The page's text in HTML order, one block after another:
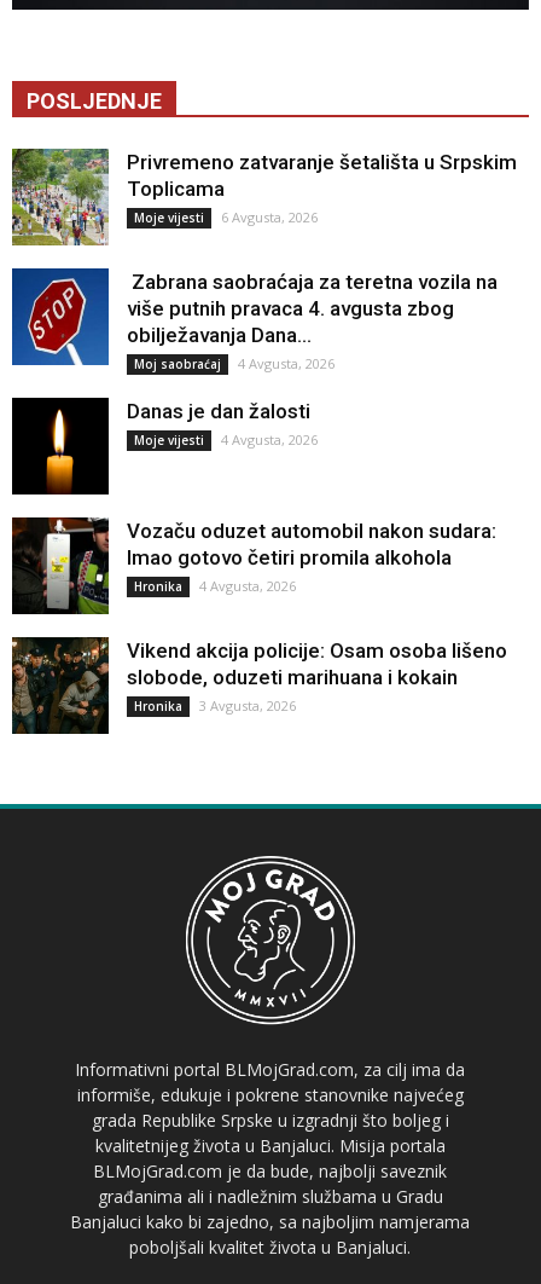
POSLJEDNJE
Privremeno zatvaranje šetališta u Srpskim
Toplicama
Moje vijesti 6 Avgusta, 2026
Zabrana saobraćaja za teretna vozila na
više putnih pravaca 4. avgusta zbog
obilježavanja Dana...
Moj saobraćaj 4 Avgusta, 2026
Danas je dan žalosti
Moje vijesti 4 Avgusta, 2026
Vozaču oduzet automobil nakon sudara:
Imao gotovo četiri promila alkohola
Hronika 4 Avgusta, 2026
Vikend akcija policije: Osam osoba lišeno
slobode, oduzeti marihuana i kokain
Hronika 3 Avgusta, 2026
Informativni portal BLMojGrad.com, za cilj ima da
informiše, edukuje i pokrene stanovnike najvećeg
grada Republike Srpske u izgradnji što boljeg i
kvalitetnijeg života u Banjaluci. Misija portala
BLMojGrad.com je da bude, najbolji saveznik
građanima ali i nadležnim službama u Gradu
Banjaluci kako bi zajedno, sa najboljim namjerama
poboljšali kvalitet života u Banjaluci.